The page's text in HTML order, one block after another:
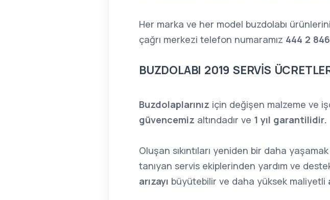
Her marka ve her model buzdolabı
çağrı merkezi telefon numaramız 444 2 846
BUZDOLABI 2019 SERVİS
Buzdolaplarınız için değişen malzeme ve
güvencemiz altındadır ve 1 yıl garantilidir.
Oluşan sıkıntıları yeniden bir daha
tanıyan servis ekiplerinden yardım ve
arızayı büyütebilir ve daha yüksek maliyetli